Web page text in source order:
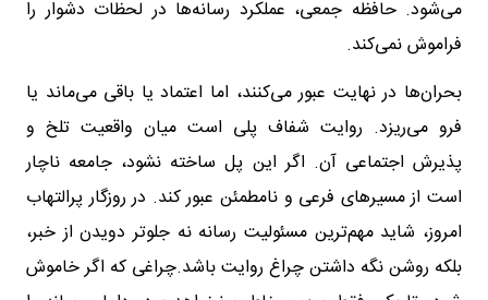
می‌شود. حافظه جمعی، عملکرد رسانه‌ها در لحظات دشوار را
فراموش نمی‌کند.
بحران‌ها در نهایت عبور می‌کنند، اما اعتماد یا باقی می‌ماند یا
فرو می‌ریزد. روایت شفاف پلی است میان واقعیت تلخ و
پذیرش اجتماعی آن. اگر این پل ساخته نشود، جامعه ناچار
است از مسیرهای فرعی و نامطمئن عبور کند. در روزگار پرالتهاب
امروز، شاید مهم‌ترین مسئولیت رسانه نه جلوتر دویدن از خبر،
بلکه روشن نگه داشتن چراغ روایت باشد.چراغی که اگر خاموش